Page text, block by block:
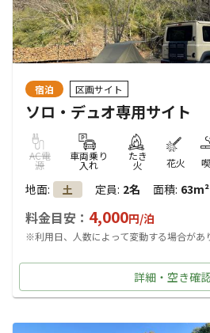
宿泊 区画サイト
ソロ・デュオ専用サイト
AC電
源
車両乗り
入れ
たき
火 花火
地面: 土 定員: 2名 面積: 63m²
料金目安： 4,000円/泊
※利用日、人数によって変動する場合があ
詳細・空き確